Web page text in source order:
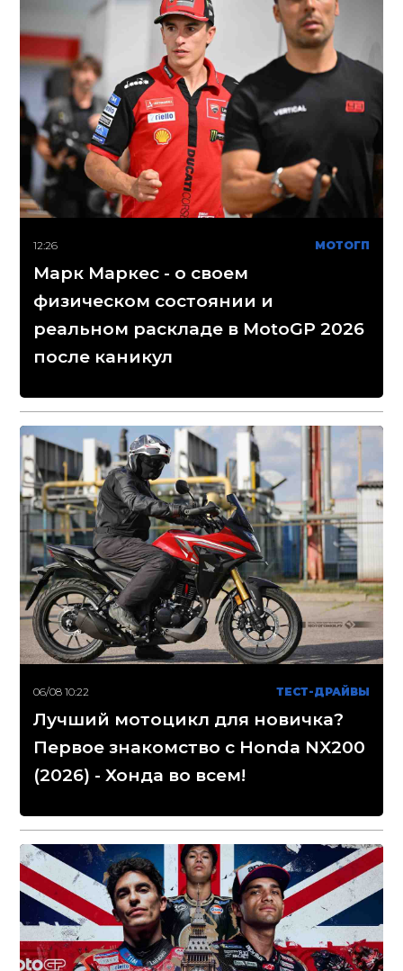
12:26 МОТОГП
Марк Маркес - о своем
физическом состоянии и
реальном раскладе в MotoGP 2026
после каникул
06/08 10:22 ТЕСТ-ДРАЙВЫ
Лучший мотоцикл для новичка?
Первое знакомство с Honda NX200
(2026) - Хонда во всем!